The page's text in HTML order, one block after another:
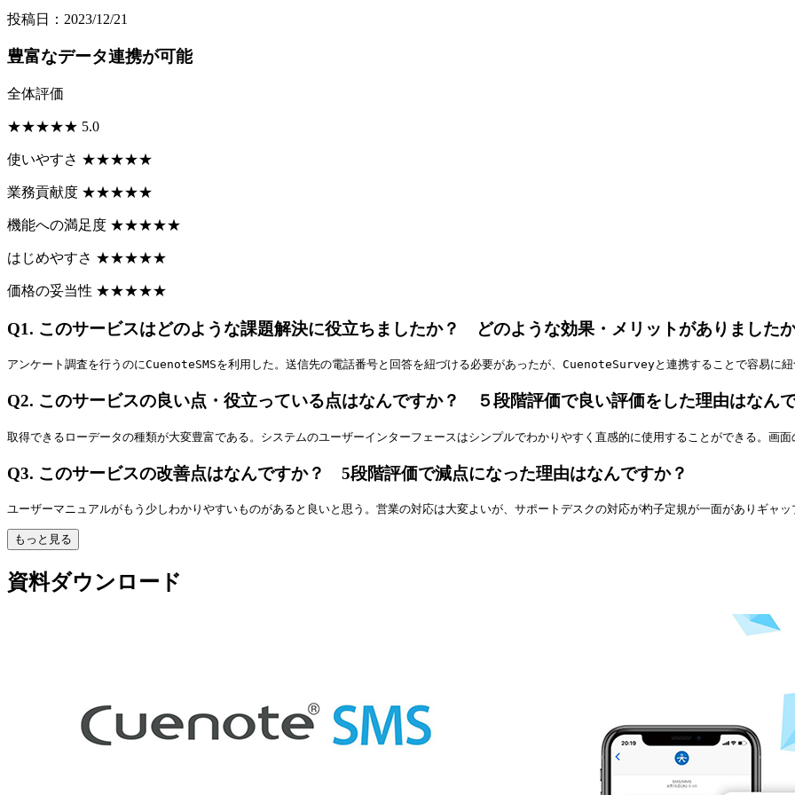
投稿日：2023/12/21
豊富なデータ連携が可能
全体評価
★★★★★ 5.0
使いやすさ ★★★★★
業務貢献度 ★★★★★
機能への満足度 ★★★★★
はじめやすさ ★★★★★
価格の妥当性 ★★★★★
Q1. このサービスはどのような課題解決に役立ちましたか？ どのような効果・メリットがありました
アンケート調査を行うのにCuenoteSMSを利用した。送信先の電話番号と回答を紐づける必要があったが、CuenoteSurveyと連携することで容易に紐
Q2. このサービスの良い点・役立っている点はなんですか？ ５段階評価で良い評価をした理由はなん
取得できるローデータの種類が大変豊富である。システムのユーザーインターフェースはシンプルでわかりやすく直感的に使用することができる。画面
Q3. このサービスの改善点はなんですか？ 5段階評価で減点になった理由はなんですか？
ユーザーマニュアルがもう少しわかりやすいものがあると良いと思う。営業の対応は大変よいが、サポートデスクの対応が杓子定規が一面がありギャッ
もっと見る
資料ダウンロード